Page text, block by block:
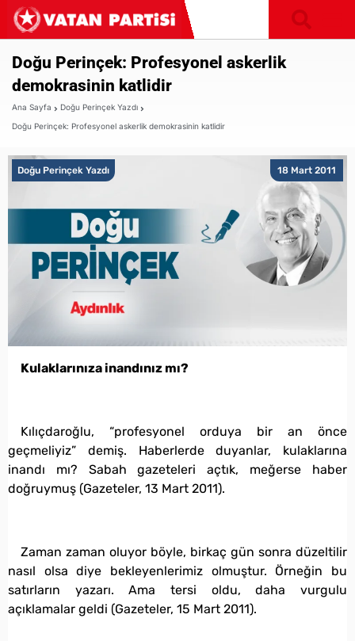
Doğu Perinçek: Profesyonel askerlik
demokrasinin katlidir
Ana Sayfa
Doğu Perinçek Yazdı
Doğu Perinçek: Profesyonel askerlik demokrasinin katlidir
18 Mart 2011
Doğu Perinçek Yazdı
Kulaklarınıza inandınız mı?
Kılıçdaroğlu, “profesyonel orduya bir an önce
geçmeliyiz” demiş. Haberlerde duyanlar, kulaklarına
inandı mı? Sabah gazeteleri açtık, meğerse haber
doğruymuş (Gazeteler, 13 Mart 2011).
Zaman zaman oluyor böyle, birkaç gün sonra düzeltilir
nasıl olsa diye bekleyenlerimiz olmuştur. Örneğin bu
satırların yazarı. Ama tersi oldu, daha vurgulu
açıklamalar geldi (Gazeteler, 15 Mart 2011).